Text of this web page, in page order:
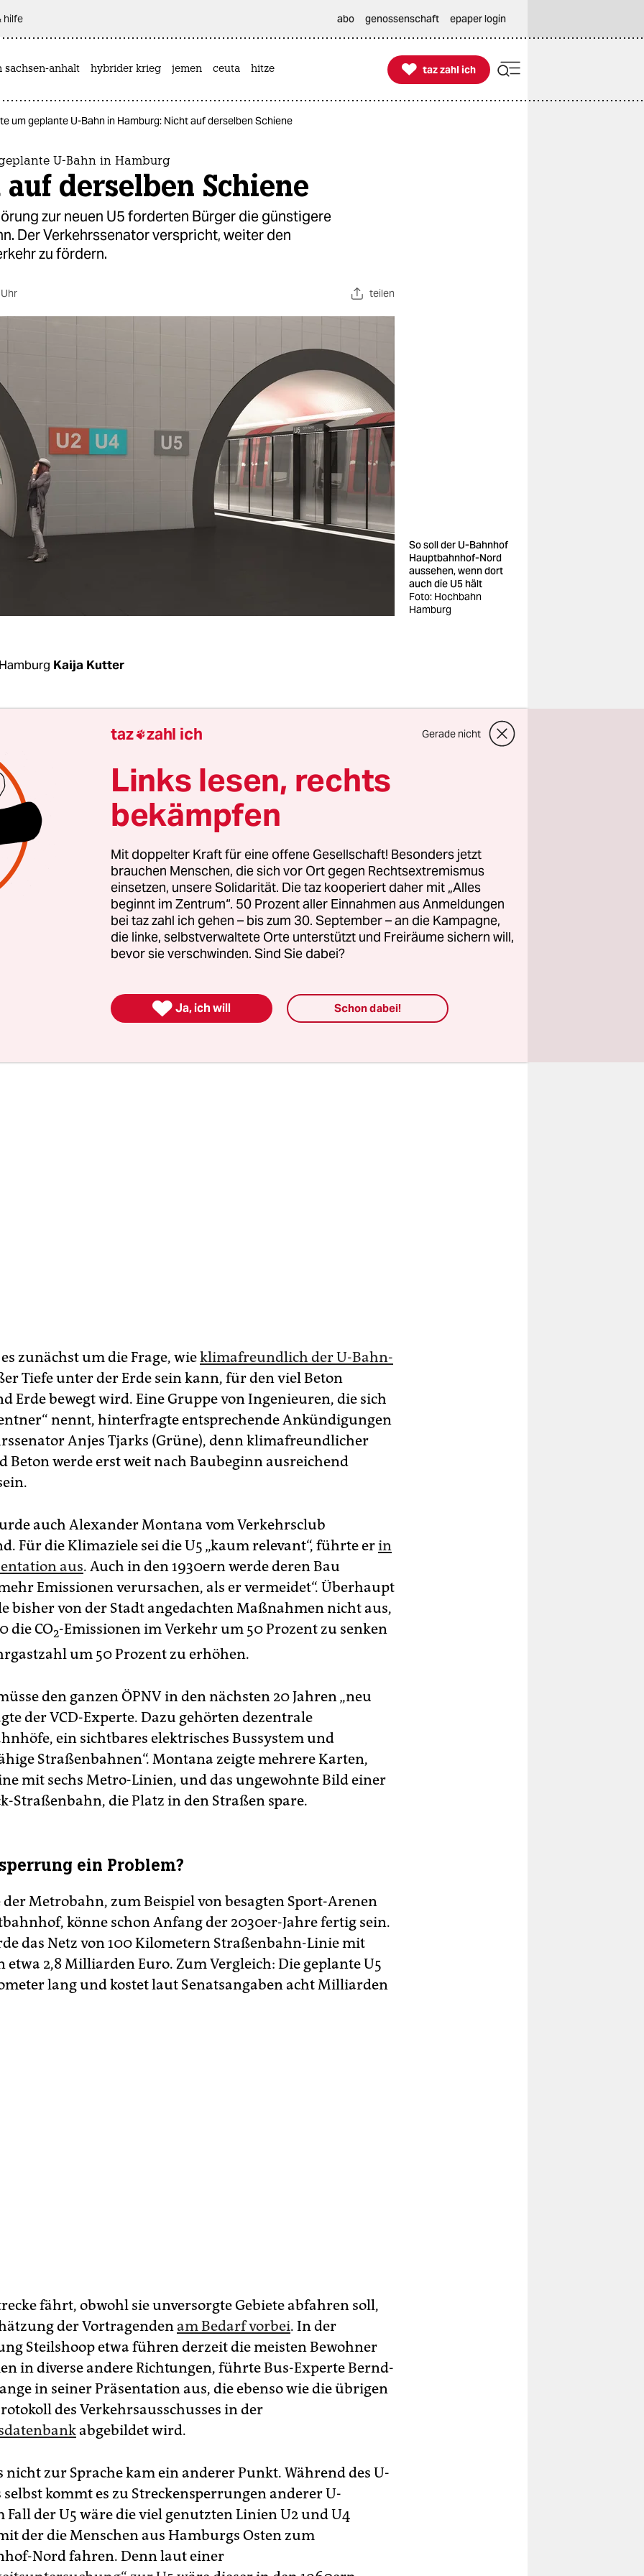
hilfe abo genossenschaft epaper login
sachsen-anhalt hybrider krieg jemen ceuta hitze 
taz zahl ich
taz zahl ich
um geplante U-Bahn in Hamburg: Nicht auf derselben Schiene
U-Bahn in Hamburg
derselben Schiene
zur neuen U5 forderten Bürger die günstigere
Der Verkehrssenator verspricht, weiter den
zu fördern.
teilen
So soll der U-Bahnhof
Hauptbahnhof-Nord
aussehen, wenn dort
auch die U5 hält
Foto: Hochbahn
Hamburg
Kaija Kutter
geplante neue Linie U5 wird der Stadt zu wenig helfen,
zu erfüllen. Zu diesem Fazit kam bei einer Anhörung
über ein Dutzend Bürger, die sich mit teils aufwendigen
zu Wort meldeten. „Die U5 wird nach Darstellung des
fertig sein. Das ist zu spät“, bringt die Linken-
Heike Sudmann,
die die Anhörung initiiert hatte, die Kritik
lobte ausdrücklich die neue U-Bahnlinie, die vom
in Hamburgs Nordosten über die Großsiedlung
in einer großen Schlaufe um die Alster in der Stadtmitte
in den Norden zu den Sport-Arenen führen soll. Ein
„Lücken in der Schnellbahnwüste Hamburg“, sagte
von der „Fahrgastinitiative“. Doch auch er betonte,
zunächst um die Frage, wieklimafreundlich der U-Bahn-
Tiefe unter der Erde sein kann, für den viel Beton
Erde bewegt wird. Eine Gruppe von Ingenieuren, die sich
nennt, hinterfragte entsprechende Ankündigungen
Anjes Tjarks (Grüne), denn klimafreundlicher
Beton werde erst weit nach Baubeginn ausreichend
auch Alexander Montana vom Verkehrsclub
Für die Klimaziele sei die U5 „kaum relevant“, führte erin
aus. Auch in den 1930ern werde deren Bau
Emissionen verursachen, als er vermeidet“. Überhaupt
bisher von der Stadt angedachten Maßnahmen nicht aus,
die CO2-Emissionen im Verkehr um 50 Prozent zu senken
um 50 Prozent zu erhöhen.
den ganzen ÖPNV in den nächsten 20 Jahren „neu
der VCD-Experte. Dazu gehörten dezentrale
ein sichtbares elektrisches Bussystem und
Straßenbahnen“. Montana zeigte mehrere Karten,
mit sechs Metro-Linien, und das ungewohnte Bild einer
Straßenbahn, die Platz in den Straßen spare.
ein Problem?
der Metrobahn, zum Beispiel von besagten Sport-Arenen
könne schon Anfang der 2030er-Jahre fertig sein.
das Netz von 100 Kilometern Straßenbahn-Linie mit
etwa 2,8 Milliarden Euro. Zum Vergleich: Die geplante U5
lang und kostet laut Senatsangaben acht Milliarden
fährt, obwohl sie unversorgte Gebiete abfahren soll,
der Vortragenden am Bedarf vorbei. In der
Steilshoop etwa führen derzeit die meisten Bewohner
in diverse andere Richtungen, führte Bus-Experte Bernd-
in seiner Präsentation aus, die ebenso wie die übrigen
des Verkehrsausschusses in der
abgebildet wird.
nicht zur Sprache kam ein anderer Punkt. Während des U-
kommt es zu Streckensperrungen anderer U-
Fall der U5 wäre die viel genutzten Linien U2 und U4
der die Menschen aus Hamburgs Osten zum
Nord fahren. Denn laut einer
taz zahl ich Gerade nicht
Links lesen, rechts
bekämpfen
Mit doppelter Kraft für eine offene Gesellschaft! Besonders jetzt
brauchen Menschen, die sich vor Ort gegen Rechtsextremismus
einsetzen, unsere Solidarität. Die taz kooperiert daher mit „Alles
beginnt im Zentrum“. 50 Prozent aller Einnahmen aus Anmeldungen
bei taz zahl ich gehen – bis zum 30. September – an die Kampagne,
die linke, selbstverwaltete Orte unterstützt und Freiräume sichern will,
bevor sie verschwinden. Sind Sie dabei?
 Ja, ich will Schon dabei!